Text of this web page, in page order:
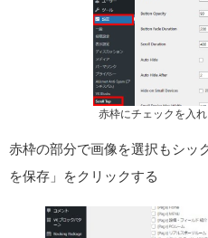
赤枠にチェックを入
赤枠の部分で画像を選択もシッ
を保存」をクリックする